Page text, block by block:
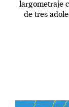
largometraje
de tres